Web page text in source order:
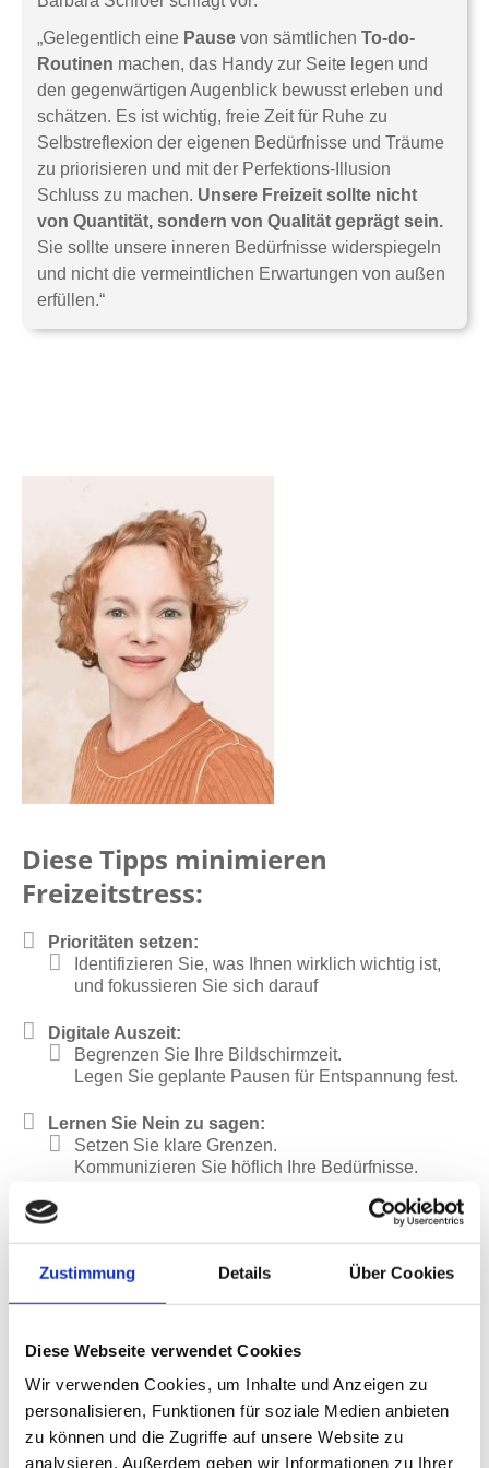
Zustimmung Details Über Cookies
Diese Webseite verwendet Cookies
Wir verwenden Cookies, um Inhalte und Anzeigen zu
personalisieren, Funktionen für soziale Medien anbieten
zu können und die Zugriffe auf unsere Website zu
analysieren. Außerdem geben wir Informationen zu Ihrer
„Gelegentlich eine Pause von sämtlichen To-do-
Routinen machen, das Handy zur Seite legen und
den gegenwärtigen Augenblick bewusst erleben und
schätzen. Es ist wichtig, freie Zeit für Ruhe zu
Selbstreflexion der eigenen Bedürfnisse und Träume
zu priorisieren und mit der Perfektions-Illusion
Schluss zu machen. Unsere Freizeit sollte nicht
von Quantität, sondern von Qualität geprägt sein.
Sie sollte unsere inneren Bedürfnisse widerspiegeln
und nicht die vermeintlichen Erwartungen von außen
erfüllen.“
Diese Tipps minimieren
Freizeitstress:
Prioritäten setzen:
Identifizieren Sie, was Ihnen wirklich wichtig ist,
und fokussieren Sie sich darauf
Digitale Auszeit:
Begrenzen Sie Ihre Bildschirmzeit.
Legen Sie geplante Pausen für Entspannung fest.
Lernen Sie Nein zu sagen:
Setzen Sie klare Grenzen.
Kommunizieren Sie höflich Ihre Bedürfnisse.
Achtsamkeit praktizieren:
Vereinfachen Sie Ihre Aktivitäten:
die Ihnen wahre Freude bereiten.
Seien Sie flexibel und geduldig:
Passen Sie Pläne an.
Entwickeln Sie Geduld, wenn unerwartete Dinge
geschehen.